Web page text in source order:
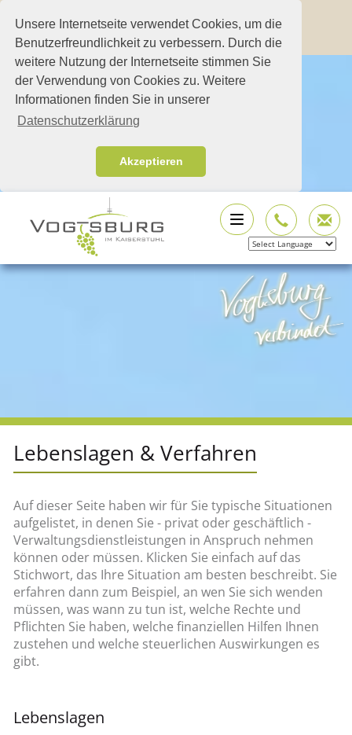
Unsere Internetseite verwendet Cookies, um die
Benutzerfreundlichkeit zu verbessern. Durch die
weitere Nutzung der Internetseite stimmen Sie
der Verwendung von Cookies zu. Weitere
Informationen finden Sie in unserer
Datenschutzerklärung
Akzeptieren
Lebenslagen & Verfahren
Auf dieser Seite haben wir für Sie typische Situationen
aufgelistet, in denen Sie - privat oder geschäftlich -
Verwaltungsdienstleistungen in Anspruch nehmen
können oder müssen. Klicken Sie einfach auf das
Stichwort, das Ihre Situation am besten beschreibt. Sie
erfahren dann zum Beispiel, an wen Sie sich wenden
müssen, was wann zu tun ist, welche Rechte und
Pflichten Sie haben, welche finanziellen Hilfen Ihnen
zustehen und welche steuerlichen Auswirkungen es
gibt.
Lebenslagen